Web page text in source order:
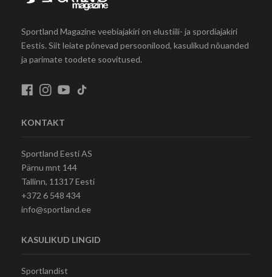
Sportland Magazine veebiajakiri on elustiili- ja spordiajakiri
Eestis. Siit leiate põnevad persoonilood, kasulikud nõuanded
ja parimate toodete soovitused.
KONTAKT
Sportland Eesti AS
Pärnu mnt 144
Tallinn, 11317 Eesti
+372 6 548 434
info@sportland.ee
KASULIKUD LINGID
Sportlandist